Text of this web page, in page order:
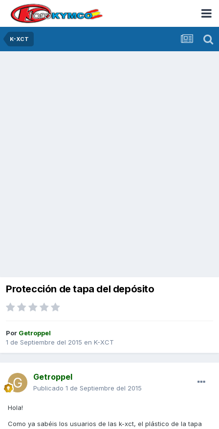
K-XCT
Protección de tapa del depósito
Por Getroppel
1 de Septiembre del 2015 en K-XCT
Getroppel
Publicado 1 de Septiembre del 2015
Hola!
Como ya sabéis los usuarios de las k-xct, el plástico de la tapa